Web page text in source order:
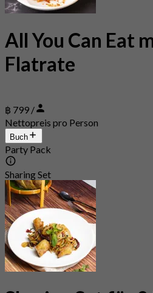
All You Can Eat
Flatrate
฿ 799 /
Nettopreis pro Person
Buch
Party Pack
Sharing Set